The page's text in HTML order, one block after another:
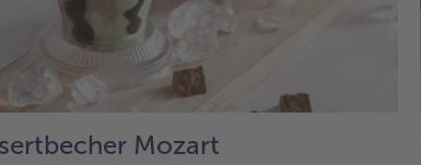
Mozart